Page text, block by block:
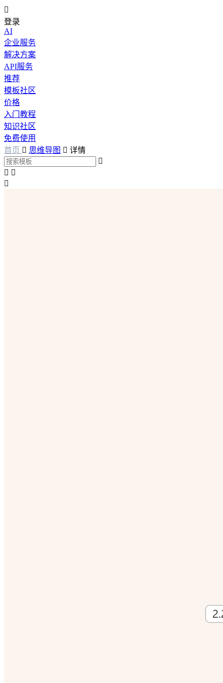

登录
AI
企业服务
解决方案
API服务
推荐
模板社区
价格
入门教程
知识社区
免费使用
首页  思维导图  详情

 
